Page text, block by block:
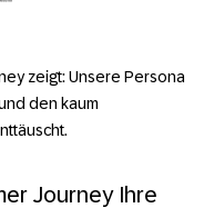
zeigt: Unsere Persona
den kaum
Journey Ihre